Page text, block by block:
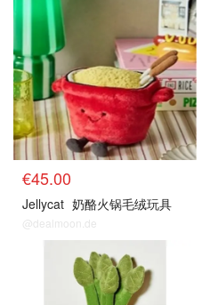
€45.00
Jellycat 奶酪火锅毛绒玩具
@dealmoon.de